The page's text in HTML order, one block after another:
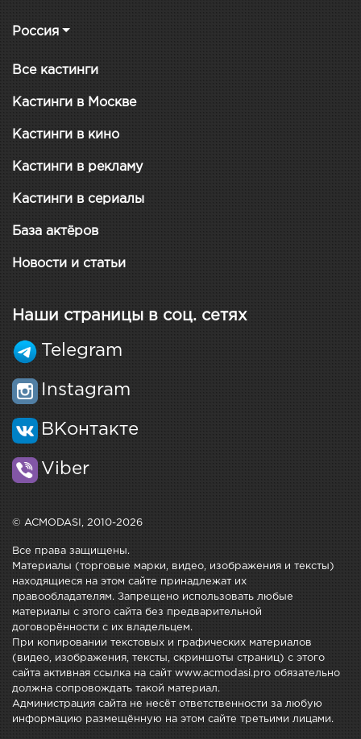
Россия
Все кастинги
Кастинги в Москве
Кастинги в кино
Кастинги в рекламу
Кастинги в сериалы
База актёров
Новости и статьи
Наши страницы в соц. сетях
Telegram
Instagram
ВКонтакте
Viber
© ACMODASI, 2010-2026
Все права защищены.
Материалы (торговые марки, видео, изображения и тексты)
находящиеся на этом сайте принадлежат их
правообладателям. Запрещено использовать любые
материалы с этого сайта без предварительной
договорённости с их владельцем.
При копировании текстовых и графических материалов
(видео, изображения, тексты, скриншоты страниц) с этого
сайта активная ссылка на сайт www.acmodasi.pro обязательно
должна сопровождать такой материал.
Администрация сайта не несёт ответственности за любую
информацию размещённую на этом сайте третьими лицами.